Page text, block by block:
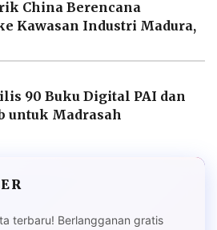
China Berencana
Kawasan Industri Madura,
90 Buku Digital PAI dan
untuk Madrasah
terbaru! Berlangganan gratis